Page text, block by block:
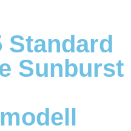
Standard
Sunburst